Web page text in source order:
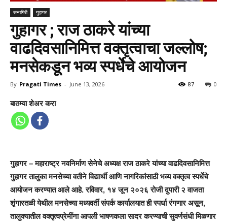
रत्नागिरी गुहागर
गुहागर ; राज ठाकरे यांच्या
वाढदिवसानिमित्त वक्तृत्वाचा जल्लोष;
मनसेकडून भव्य स्पर्धेचे आयोजन
By Pragati Times - June 13, 2026 0
87
बातम्या शेअर करा
गुहागर – महाराष्ट्र नवनिर्माण सेनेचे अध्यक्ष राज ठाकरे यांच्या वाढदिवसानिमित्त
गुहागर तालुका मनसेच्या वतीने विद्यार्थी आणि नागरिकांसाठी भव्य वक्तृत्व स्पर्धेचे
आयोजन करण्यात आले आहे. रविवार, १४ जून २०२६ रोजी दुपारी २ वाजता
शृंगारतळी येथील मनसेच्या मध्यवर्ती संपर्क कार्यालयात ही स्पर्धा रंगणार असून,
तालुक्यातील वक्तृत्वप्रेमींना आपली भाषणकला सादर करण्याची सुवर्णसंधी मिळणार